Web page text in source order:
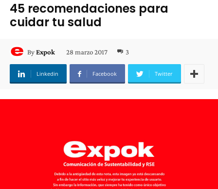
45 recomendaciones para
cuidar tu salud
ByExpok 28 marzo 2017 3
Linkedin Facebook Twitter